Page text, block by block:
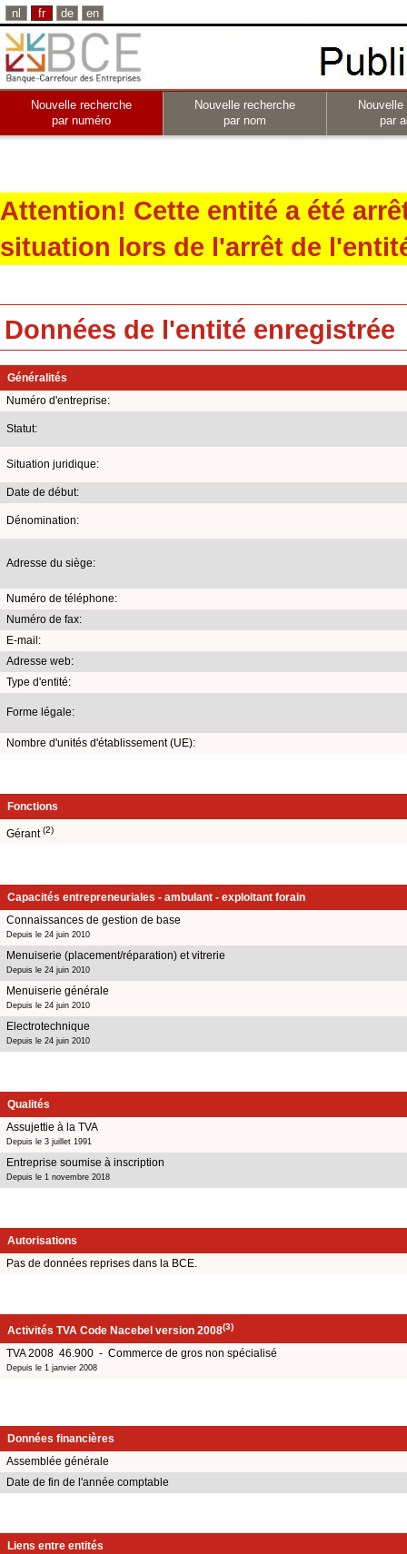
nl fr de en
Nouvelle recherche
par numéro
Nouvelle recherche
par nom
par
Attention! Cette entité a été
situation lors de l'arrêt de
Données de l'entité enregistrée
Généralités
Numéro d'entreprise:
Statut:
Situation juridique:
Date de début:
Dénomination:
Adresse du siège:
Numéro de téléphone:
Numéro de fax:
E-mail:
Adresse web:
Type d'entité:
Forme légale:
Nombre d'unités d'établissement (UE):
Fonctions
Gérant(2)
Capacités entrepreneuriales - ambulant - exploitant forain
Connaissances de gestion de base
Depuis le 24 juin 2010
Menuiserie (placement/réparation) et vitrerie
Depuis le 24 juin 2010
Menuiserie générale
Depuis le 24 juin 2010
Electrotechnique
Depuis le 24 juin 2010
Qualités
Assujettie à la TVA
Depuis le 3 juillet 1991
Entreprise soumise à inscription
Depuis le 1 novembre 2018
Autorisations
Pas de données reprises dans la BCE.
Activités TVA Code Nacebel version 2008(3)
TVA 2008 46.900 - Commerce de gros non spécialisé
Depuis le 1 janvier 2008
Données financières
Assemblée générale
Date de fin de l'année comptable
Liens entre entités